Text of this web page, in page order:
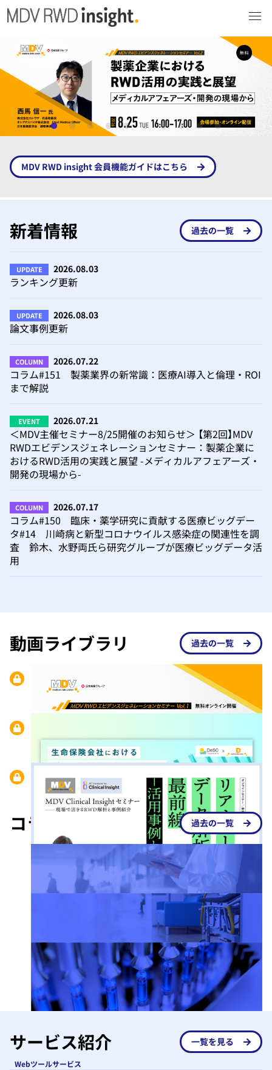
MDV RWD insight 会員機能ガイドはこちら
新着情報 過去の一覧
UPDATE 2026.08.03
ランキング更新
UPDATE 2026.08.03
論文事例更新
COLUMN 2026.07.22
コラム#151 製薬業界の新常識：医療AI導入と倫理・ROI
まで解説
EVENT 2026.07.21
＜MDV主催セミナー8/25開催のお知らせ＞ 【第2回】MDV
RWDエビデンスジェネレーションセミナー：製薬企業に
おけるRWD活用の実践と展望 -メディカルアフェアーズ・
開発の現場から-
COLUMN 2026.07.17
コラム#150 臨床・薬学研究に貢献する医療ビッグデー
タ#14 川崎病と新型コロナウイルス感染症の関連性を調
査 鈴木、水野両氏ら研究グループが医療ビッグデータ活
用
動画ライブラリ 過去の一覧
セミナーアーカイブ
第1回MDV RWDエビデンスジェネレーションセミ
ナー：見えにくかった患者像をどう捉えるか 希少
疾患における医療情報データベース活用の可能性
2025.11.19
MDV/DeSCヘルスケア共催Webセミナー【生命保
険会社におけるデータ利活用セミナー2025〜健
康・ 医療分野のリアルワールドデータで拓く、次
世代インシュアテックの最前線〜】
MDV主催 Clinical Insightセミナー～現場で活きる
RWD解析と事例紹介～
コラム 過去の一覧
【DPCデータとは？】活用術・分析方法やレセプト
データとの違いなどを解説
他RWD関連TOPIXコラム
2026.07.31
DPC制度とは？利点や計算方法について解説
2026.07.31
【製造販売後調査とは】3つの種類、市販直後調査
との違い、流れなどを徹底解説
サービス紹介 一覧を見る
Webツールサービス